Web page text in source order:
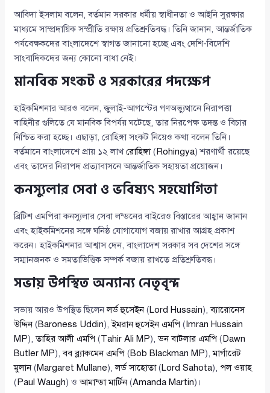
আবিদা ইসলাম বলেন, বর্তমান সরকার ধর্মীয় স্বাধীনতা ও আইনি সুরক্ষার
মাধ্যমে সাম্প্রদায়িক সম্প্রীতি রক্ষায় প্রতিশ্রুতিবদ্ধ। তিনি জানান, আন্তর্জাতিক
পর্যবেক্ষকদের বাংলাদেশে স্বাগত জানানো হচ্ছে এবং দেশি-বিদেশি
সাংবাদিকদের জন্য কোনো বাধা নেই।
মানবিক সংকট ও সরকারের পদক্ষেপ
হাইকমিশনার আরও বলেন, জুলাই-আগস্টের গণঅভ্যুত্থানে নিরাপত্তা
বাহিনীর গুলিতে যে মানবিক বিপর্যয় ঘটেছে, তার নিরপেক্ষ তদন্ত ও বিচার
নিশ্চিত করা হচ্ছে। এছাড়া, রোহিঙ্গা সংকট নিয়েও কথা বলেন তিনি।
বর্তমানে বাংলাদেশে প্রায় ১২ লাখরোহিঙ্গা( Rohingya) শরণার্থী রয়েছে
এবং তাদের নিরাপদ প্রত্যাবাসনে আন্তর্জাতিক সহায়তা প্রয়োজন।
কনস্যুলার সেবা ও ভবিষ্যৎ সহযোগিতা
ব্রিটিশ এমপিরা কনস্যুলার সেবা লন্ডনের বাইরেও বিস্তারের আহ্বান জানান
এবং হাইকমিশনের সঙ্গে ঘনিষ্ঠ যোগাযোগ বজায় রাখার আগ্রহ প্রকাশ
করেন। হাইকমিশনার আশ্বাস দেন, বাংলাদেশ সরকার সব দেশের সঙ্গে
সম্মানজনক ও সমতাভিত্তিক সম্পর্ক বজায় রাখতে প্রতিশ্রুতিবদ্ধ।
সভায় উপস্থিত অন্যান্য নেতৃবৃন্দ
সভায় আরও উপস্থিত ছিলেনলর্ড হুসেইন(Lord Hussain),ব্যারোনেস
উদ্দিন(Baroness Uddin),ইমরান হুসেইন এমপি ( Imran Hussain
MP),তাহির আলী এমপি (Tahir Ali MP),ডন বাটলার এমপি ( Dawn
Butler MP),বব ব্ল্যাকমেন এমপি (Bob Blackman MP),মার্গারেট
মুলান(Margaret Mullane),লর্ড সাহোতা(Lord Sahota), পল ওয়াহ
( Paul Waugh) ওআমান্ডা মার্টিন(Amanda Martin)।